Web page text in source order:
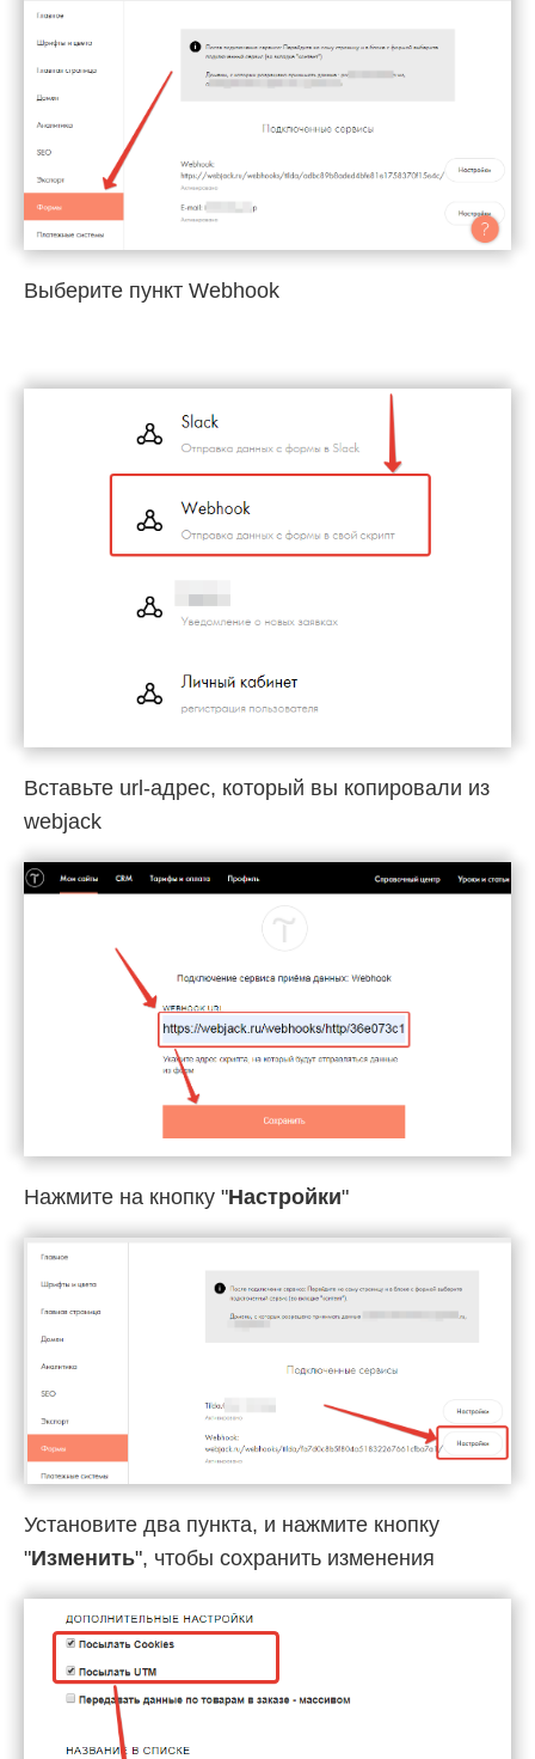
Выберите пункт Webhook
Вставьте url-адрес, который вы копировали из
webjack
Нажмите на кнопку "Настройки"
Установите два пункта, и нажмите кнопку
"Изменить", чтобы сохранить изменения